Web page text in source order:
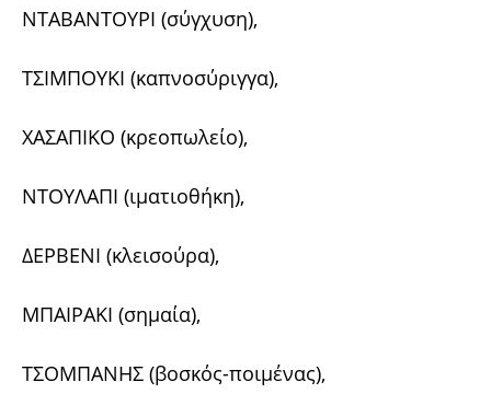
ΝΤΑΒΑΝΤΟΥΡΙ (σύγχυση),
ΤΣΙΜΠΟΥΚΙ (καπνοσύριγγα),
ΧΑΣΑΠΙΚΟ (κρεοπωλείο),
ΝΤΟΥΛΑΠΙ (ιματιοθήκη),
ΔΕΡΒΕΝΙ (κλεισούρα),
ΜΠΑΙΡΑΚΙ (σημαία),
ΤΣΟΜΠΑΝΗΣ (βοσκός-ποιμένας),